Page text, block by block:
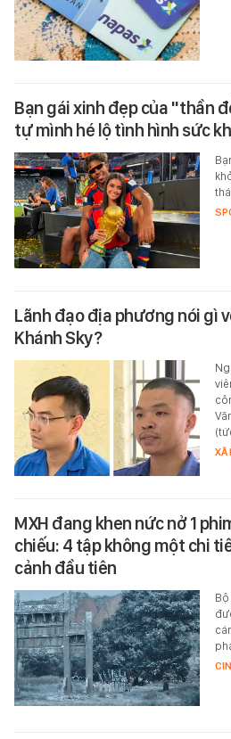
Bạn gái xinh đẹp của "thần
tự mình hé lộ tình hình sức
Lãnh đạo địa phương nói gì
Khánh Sky?
XÃ
MXH đang khen nức nở 1
chiếu: 4 tập không một chi
cảnh đầu tiên